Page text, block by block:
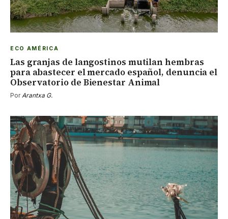
ECO AMÉRICA
Las granjas de langostinos mutilan hembras
para abastecer el mercado español, denuncia el
Observatorio de Bienestar Animal
PorArantxa G.